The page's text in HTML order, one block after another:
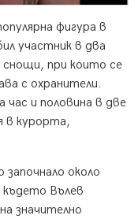
фигура в
участник в два
снощи, при които се
с охранители.
час и половина в две
в курорта,
започнало около
Вълев
значително